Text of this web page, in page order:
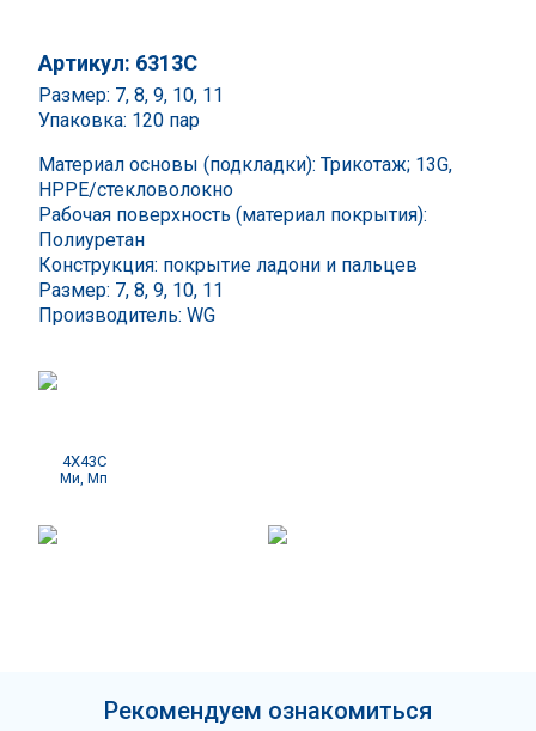
Артикул: 6313С
Размер: 7, 8, 9, 10, 11
Упаковка: 120 пар
Материал основы (подкладки): Трикотаж; 13G,
НРРЕ/стекловолокно
Рабочая поверхность (материал покрытия):
Полиуретан
Конструкция: покрытие ладони и пальцев
Размер: 7, 8, 9, 10, 11
Производитель: WG
4X43C
Ми, Мп
Рекомендуем ознакомиться